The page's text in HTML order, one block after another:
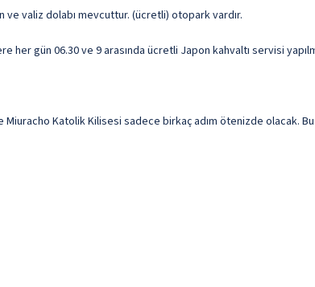
ve valiz dolabı mevcuttur. (ücretli) otopark vardır.
gün 06.30 ve 9 arasında ücretli Japon kahvaltı servisi
Katolik Kilisesi sadece birkaç adım ötenizde olacak.